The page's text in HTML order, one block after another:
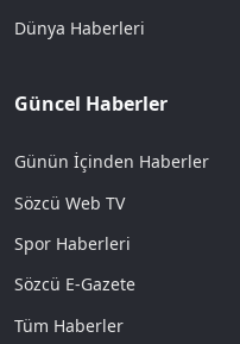
Dünya Haberleri
Güncel Haberler
Günün İçinden Haberler
Sözcü Web TV
Spor Haberleri
Sözcü E-Gazete
Tüm Haberler